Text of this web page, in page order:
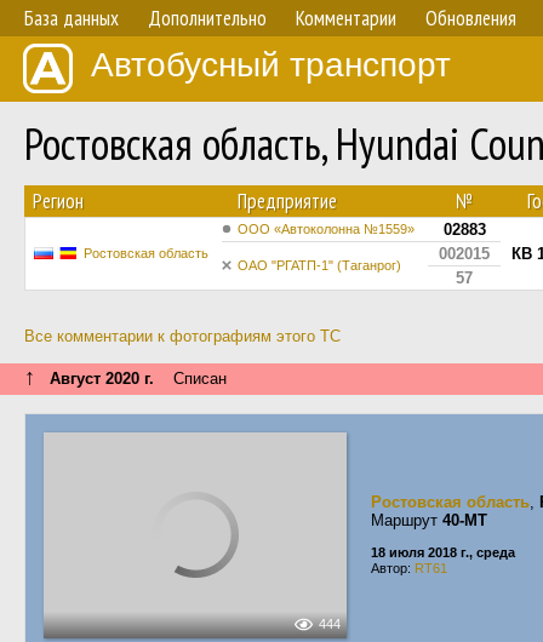
База данных Дополнительно Комментарии Обновления
Автобусный транспорт
Ростовская область, Hyundai
Регион Предприятие №
Ростовская область
ООО «Автоколонна №1559»
02883
КВ
ОАО "РГАТП-1" (Таганрог)
002015
57
Все комментарии к фотографиям этого ТС
↑ Август 2020 г. Списан
444
Ростовская область,
Маршрут 40-МТ
18 июля 2018 г., среда
Автор: RT61